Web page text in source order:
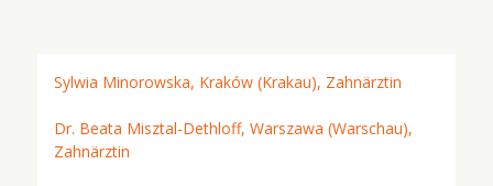
Sylwia Minorowska, Kraków (Krakau), Zahnärztin
Dr. Beata Misztal-Dethloff, Warszawa (Warschau),
Zahnärztin